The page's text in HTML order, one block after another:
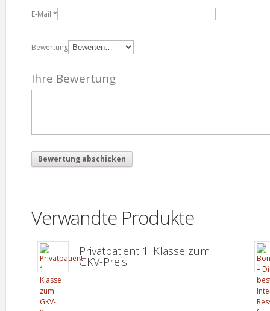
E-Mail *
Bewertung
Ihre Bewertung
Verwandte Produkte
Privatpatient 1. Klasse zum
GKV-Preis